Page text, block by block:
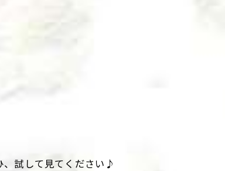
、試して見てください♪